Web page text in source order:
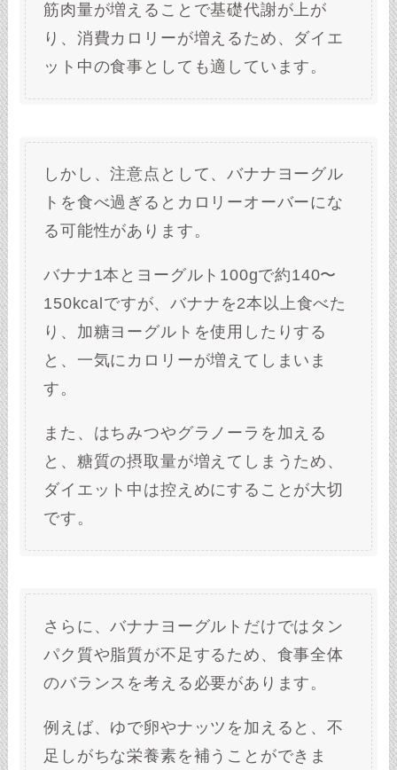
筋肉量が増えることで基礎代謝が上が
り、消費カロリーが増えるため、ダイエ
ット中の食事としても適しています。
しかし、注意点として、バナナヨーグル
トを食べ過ぎるとカロリーオーバーにな
る可能性があります。
バナナ1本とヨーグルト100gで約140〜
150kcalですが、バナナを2本以上食べた
り、加糖ヨーグルトを使用したりする
と、一気にカロリーが増えてしまいま
す。
また、はちみつやグラノーラを加える
と、糖質の摂取量が増えてしまうため、
ダイエット中は控えめにすることが大切
です。
さらに、バナナヨーグルトだけではタン
パク質や脂質が不足するため、食事全体
のバランスを考える必要があります。
例えば、ゆで卵やナッツを加えると、不
足しがちな栄養素を補うことができま